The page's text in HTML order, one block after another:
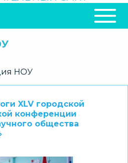
НОУ
XLV городской
конференции
общества